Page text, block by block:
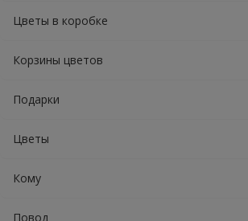
Цветы в коробке
Корзины цветов
Подарки
Цветы
Кому
Повод